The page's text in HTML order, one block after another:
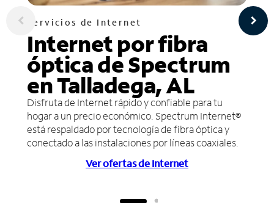
Servicios de Internet
Internet por fibra
óptica de Spectrum
en Talladega, AL
Disfruta de Internet rápido y confiable para tu
hogar a un precio económico. Spectrum Internet®
está respaldado por tecnología de fibra óptica y
conectado a las instalaciones por líneas coaxiales.
Ver ofertas de Internet